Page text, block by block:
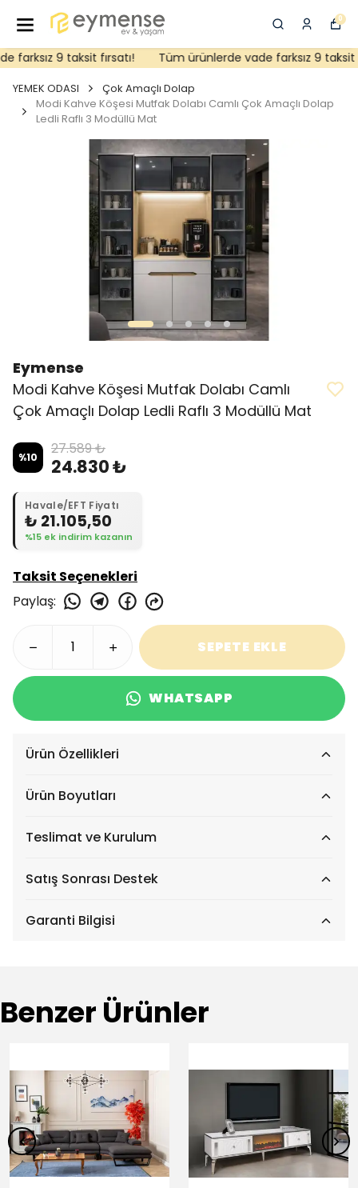
0
9 taksit fırsatı! Tüm ürünlerde vade farksız 9 taksit
YEMEK ODASI
Çok Amaçlı Dolap
Modi Kahve Köşesi Mutfak Dolabı Camlı Çok Amaçlı Dolap
Ledli Raflı 3 Modüllü Mat
Eymense
Modi Kahve Köşesi Mutfak Dolabı Camlı
Çok Amaçlı Dolap Ledli Raflı 3 Modüllü Mat
%10 27.589 ₺
24.830 ₺
Havale/EFT Fiyatı
₺ 21.105,50
%15 ek indirim kazanın
Taksit Seçenekleri
Paylaş:
SEPETE EKLE
WHATSAPP
Ürün Özellikleri
Ürün Boyutları
Teslimat ve Kurulum
Satış Sonrası Destek
Garanti Bilgisi
Benzer Ürünler